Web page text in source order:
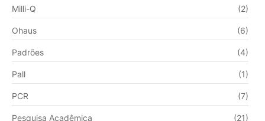
Milli-Q (2)
Ohaus (6)
Padrões (4)
Pall (1)
PCR (7)
Pesquisa Acadêmica (21)